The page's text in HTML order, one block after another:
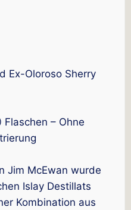
Ex-Oloroso Sherry
Flaschen – Ohne
Jim McEwan wurde
Islay Destillats
Kombination aus